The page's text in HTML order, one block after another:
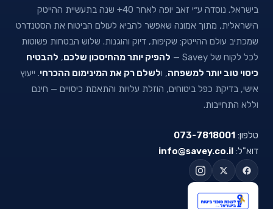
בישראל. נוסדה ע״י זאב יופה לאחר 40+ שנה בתעשיית ההייטק
הישראלית, מתוך אמונה שאפשר להביא לעולם הביטוח את הסטנדרט
שמכתיב עולם ההייטק: שקיפות, דיוק והוגנות. שלוש הבטחות פשוטות
לכל לקוח של Savey —
להפיק יותר מהחיסכון שלכם, להבטיח
כיסוי טוב יותר למשפחה, ולשלם רק את המינימום ההכרחי. ייעוץ
אישי, בדיקת כפל ביטוחים, הוזלת עלויות והתאמת כיסויים — חינם
וללא התחייבות.
טלפון: 073-7818001
דוא"ל: info@savey.co.il